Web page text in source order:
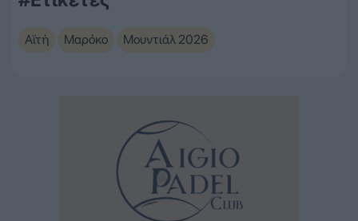
Αϊτή Μαρόκο Μουντιάλ 2026